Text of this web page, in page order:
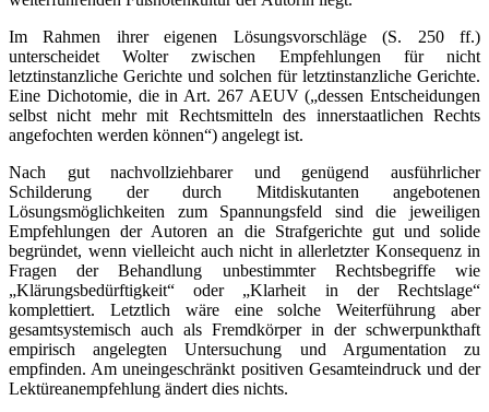
Im Rahmen ihrer eigenen Lösungsvorschläge (S. 250 ff.)
unterscheidet Wolter zwischen Empfehlungen für nicht
letztinstanzliche Gerichte und solchen für letztinstanzliche Gerichte.
Eine Dichotomie, die in Art. 267 AEUV („dessen Entscheidungen
selbst nicht mehr mit Rechtsmitteln des innerstaatlichen Rechts
angefochten werden können“) angelegt ist.
Nach gut nachvollziehbarer und genügend ausführlicher
Schilderung der durch Mitdiskutanten angebotenen
Lösungsmöglichkeiten zum Spannungsfeld sind die jeweiligen
Empfehlungen der Autoren an die Strafgerichte gut und solide
begründet, wenn vielleicht auch nicht in allerletzter Konsequenz in
Fragen der Behandlung unbestimmter Rechtsbegriffe wie
„Klärungsbedürftigkeit“ oder „Klarheit in der Rechtslage“
komplettiert. Letztlich wäre eine solche Weiterführung aber
gesamtsystemisch auch als Fremdkörper in der schwerpunkthaft
empirisch angelegten Untersuchung und Argumentation zu
empfinden. Am uneingeschränkt positiven Gesamteindruck und der
Lektüreanempfehlung ändert dies nichts.